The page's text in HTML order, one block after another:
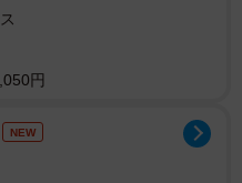
円
NEW